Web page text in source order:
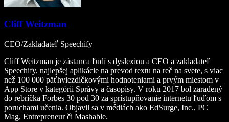
Cliff Weitzman
CEO/Zakladateľ Speechify
Cliff Weitzman je zástanca ľudí s dyslexiou a CEO a zakladateľ
Speechify, najlepšej aplikácie na prevod textu na reč na svete, s viac
než 100 000 päťhviezdičkovými hodnoteniami a prvým miestom v
App Store v kategórii Správy a časopisy. V roku 2017 bol zaradený
do rebríčka Forbes 30 pod 30 za sprístupňovanie internetu ľuďom s
poruchami učenia. Objavil sa v médiách ako EdSurge, Inc., PC
Mag, Entrepreneur či Mashable.